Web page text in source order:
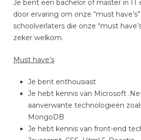
Je bent een bachelor of master in IT
door ervaring om onze “must
schoolverlaters die onze “must
zeker welkom.
Must have’s
Je bent enthousiast
Je hebt kennis van Microsoft
aanverwante technologieën
MongoDB
Je hebt kennis van front-end